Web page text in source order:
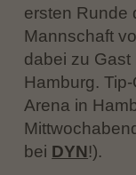
ersten Runde
Mannschaft
dabei zu Gast
Hamburg. Tip-
Arena in
bei DYN!).